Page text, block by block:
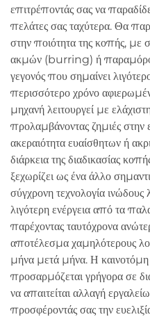
επιτρέποντάς σας να
πελάτες σας ταχύτερα. Θα
στην ποιότητα της κοπής, με
ακμών (burring) ή
γεγονός που σημαίνει
περισσότερο χρόνο
μηχανή λειτουργεί με
προλαμβάνοντας ζημιές στην
ακεραιότητα ευαίσθητων ή
διάρκεια της διαδικασίας
ξεχωρίζει ως ένα άλλο
σύγχρονη τεχνολογία ινώδους
λιγότερη ενέργεια από τα
παρέχοντας ταυτόχρονα
αποτέλεσμα χαμηλότερους
μήνα μετά μήνα. Η
προσαρμόζεται γρήγορα σε
να απαιτείται αλλαγή
προσφέροντάς σας την